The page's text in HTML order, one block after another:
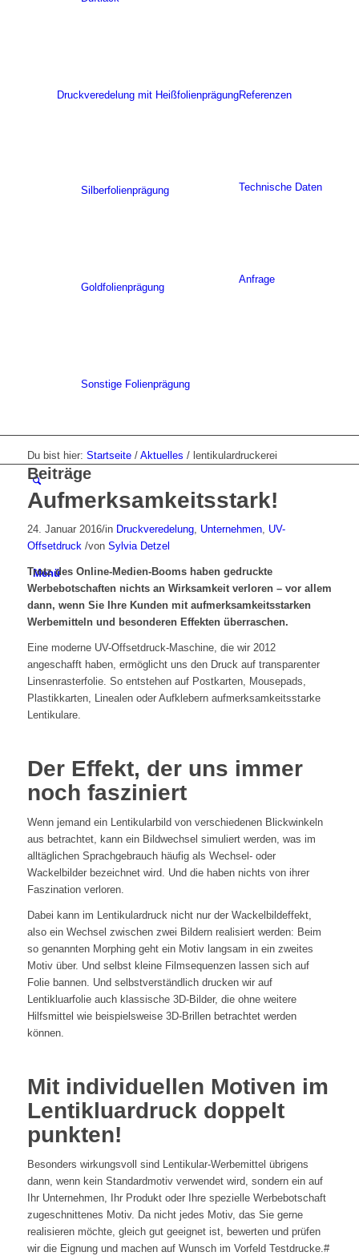
Druckveredelung mit Heißfolienprägung
Silberfolienprägung
Goldfolienprägung
Sonstige Folienprägung
Referenzen
Technische Daten
Anfrage
Menü
Du bist hier: Startseite / Aktuelles / lentikulardruckerei
Beiträge
Aufmerksamkeitsstark!
24. Januar 2016/in Druckveredelung, Unternehmen, UV-
Offsetdruck /von Sylvia Detzel
Trotz des Online-Medien-Booms haben gedruckte
Werbebotschaften nichts an Wirksamkeit verloren – vor allem
dann, wenn Sie Ihre Kunden mit aufmerksamkeitsstarken
Werbemitteln und besonderen Effekten überraschen.
Eine moderne UV-Offsetdruck-Maschine, die wir 2012
angeschafft haben, ermöglicht uns den Druck auf transparenter
Linsenrasterfolie. So entstehen auf Postkarten, Mousepads,
Plastikkarten, Linealen oder Aufklebern aufmerksamkeitsstarke
Lentikulare.
Der Effekt, der uns immer
noch fasziniert
Wenn jemand ein Lentikularbild von verschiedenen Blickwinkeln
aus betrachtet, kann ein Bildwechsel simuliert werden, was im
alltäglichen Sprachgebrauch häufig als Wechsel- oder
Wackelbilder bezeichnet wird. Und die haben nichts von ihrer
Faszination verloren.
Dabei kann im Lentikulardruck nicht nur der Wackelbildeffekt,
also ein Wechsel zwischen zwei Bildern realisiert werden: Beim
so genannten Morphing geht ein Motiv langsam in ein zweites
Motiv über. Und selbst kleine Filmsequenzen lassen sich auf
Folie bannen. Und selbstverständlich drucken wir auf
Lentikluarfolie auch klassische 3D-Bilder, die ohne weitere
Hilfsmittel wie beispielsweise 3D-Brillen betrachtet werden
können.
Mit individuellen Motiven im
Lentikluardruck doppelt
punkten!
Besonders wirkungsvoll sind Lentikular-Werbemittel übrigens
dann, wenn kein Standardmotiv verwendet wird, sondern ein auf
Ihr Unternehmen, Ihr Produkt oder Ihre spezielle Werbebotschaft
zugeschnittenes Motiv. Da nicht jedes Motiv, das Sie gerne
realisieren möchte, gleich gut geeignet ist, bewerten und prüfen
wir die Eignung und machen auf Wunsch im Vorfeld Testdrucke.#